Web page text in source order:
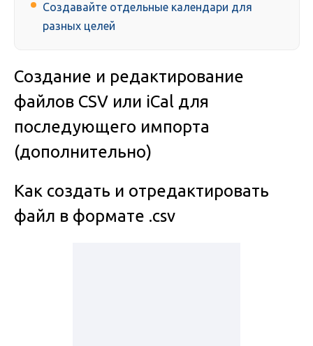
Создавайте отдельные календари для
разных целей
Создание и редактирование
файлов CSV или iCal для
последующего импорта
(дополнительно)
Как создать и отредактировать
файл в формате .csv